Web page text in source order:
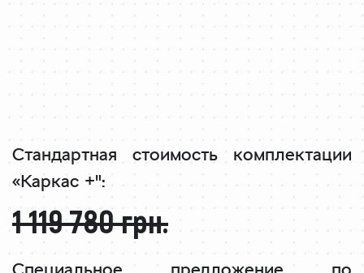
Стандартная стоимость комплектации
«Каркас +":
1 119 780 грн.